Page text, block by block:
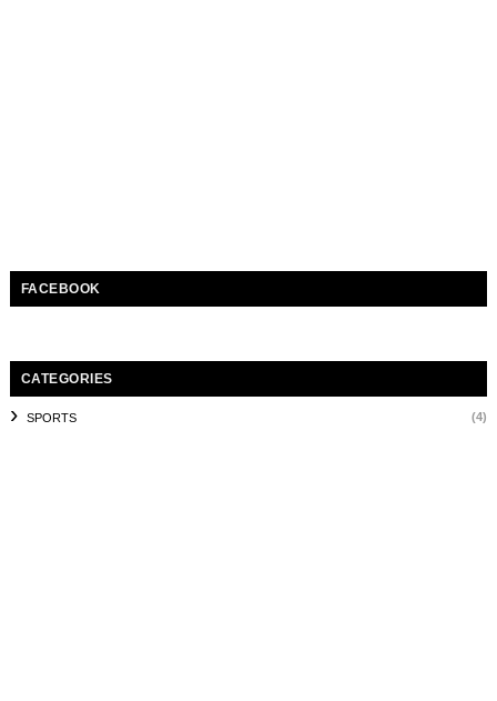
FACEBOOK
CATEGORIES
SPORTS (4)